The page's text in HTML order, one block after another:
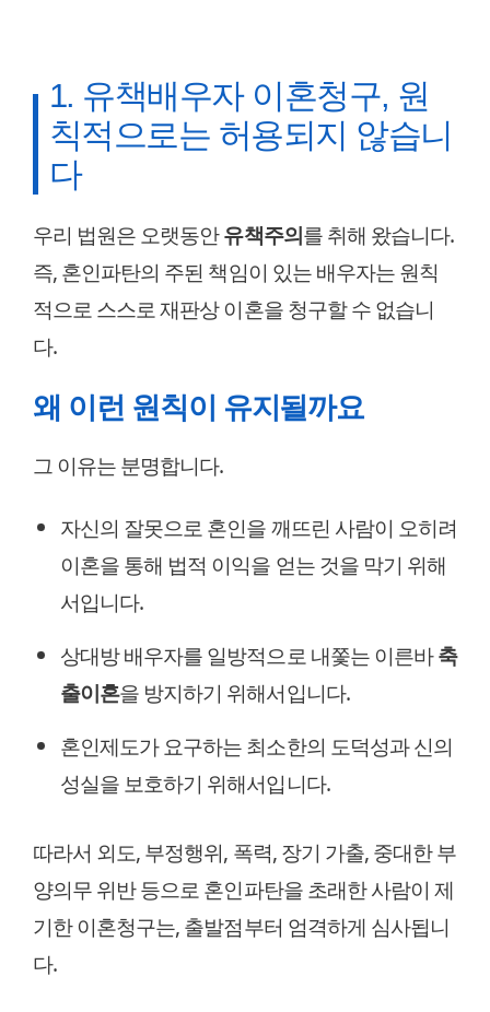
1. 유책배우자 이혼청구, 원
칙적으로는 허용되지 않습니
다
우리 법원은 오랫동안유책주의를 취해 왔습니다.
즉, 혼인파탄의 주된 책임이 있는 배우자는 원칙
적으로 스스로 재판상 이혼을 청구할 수 없습니
다.
왜 이런 원칙이 유지될까요
그 이유는 분명합니다.
자신의 잘못으로 혼인을 깨뜨린 사람이 오히려
이혼을 통해 법적 이익을 얻는 것을 막기 위해
서입니다.
상대방 배우자를 일방적으로 내쫓는 이른바축
출이혼을 방지하기 위해서입니다.
혼인제도가 요구하는 최소한의 도덕성과 신의
성실을 보호하기 위해서입니다.
따라서 외도, 부정행위, 폭력, 장기 가출, 중대한 부
양의무 위반 등으로 혼인파탄을 초래한 사람이 제
기한 이혼청구는, 출발점부터 엄격하게 심사됩니
다.